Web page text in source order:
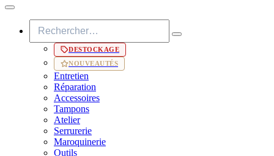
DESTOCKAGE
NOUVEAUTÉS
Entretien
Réparation
Accessoires
Tampons
Atelier
Serrurerie
Maroquinerie
Outils